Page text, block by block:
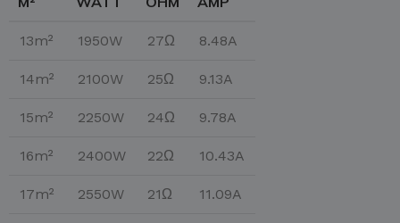
13m² 1950W 27Ω 8.48A
14m² 2100W 25Ω 9.13A
15m² 2250W 24Ω 9.78A
16m² 2400W 22Ω 10.43A
17m² 2550W 21Ω 11.09A